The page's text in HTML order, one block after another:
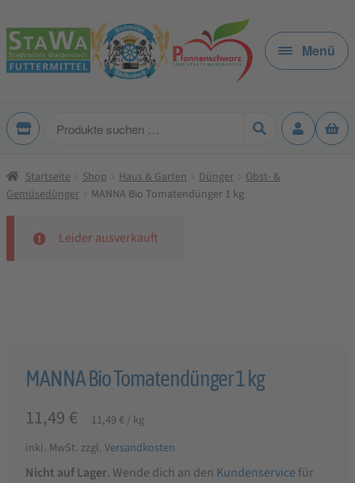
Zur
Navigation
springen
Zum
Inhalt
springen
Menü
Produkte
Startseite Shop Haus & Garten Dünger
Obst- &
Gemüsedünger
MANNA Bio Tomatendünger 1 kg
Leider ausverkauft
MANNA Bio Tomatendünger 1 kg
11,49 € 11,49 €/kg
inkl. MwSt. zzgl. Versandkosten
Nicht auf Lager. Wende dich an den Kundenservice für